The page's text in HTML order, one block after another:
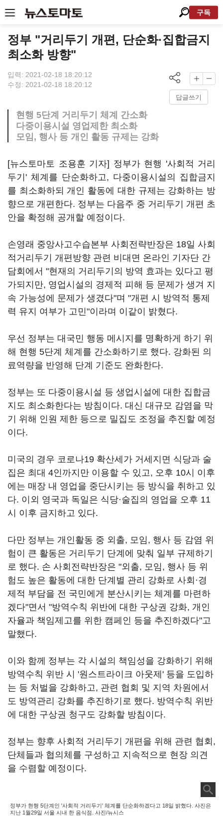
구독
정부 "거리두기 개편, 단순화·집합금지
최소화 방향"
입력: 2021-02-18 18:20:12
수정: 2021-02-18 18:20:12
답글쓰기
현행 5단계 거리두기 체계 간소화
다중이용시설 영업제한 최소화
모임, 행사 등 개인 활동 규제는 강화
[뉴스토마토 조용훈 기자] 정부가 현행 '사회적 거리
두기' 체계를 단순화하고, 다중이용시설의 집합금지
를 최소화하되 개인 활동에 대한 규제는 강화하는 방
향으로 개편한다. 정부는 다음주 중 거리두기 개편 초
안을 확정해 공개할 예정이다.
손영래 중앙사고수습본부 사회전략반장은 18일 사회
적거리두기 개편방향 관련 비대면 온라인 기자단 간
담회에서 "현재의 거리두기의 방역 효과는 있다고 평
가되지만, 영업시설의 경제적 피해 등 문제가 생겨 지
속 가능성에 문제가 생겼다"며 "개편 시 방역적 통제
력 유지 여부가 고민"이라며 이같이 밝혔다.
우선 정부는 대국민 행동 메시지를 명확하게 하기 위
해 현행 5단계 체계를 간소화하기로 했다. 강화된 의
료역량을 반영해 단계 기준도 완화한다.
정부는 또 다중이용시설 등 생업시설에 대한 집합금
지도 최소화한다는 방침이다. 대신 대규모 감염을 막
기 위해 인원 제한 등으로 밀집도 조정을 추진할 예정
이다.
미국의 경우 코로나19 확산세가 거세지면 식당과 술
집은 최대 4인까지만 이용할 수 있고, 오후 10시 이후
에는 매장 내 영업을 중단시키는 등 방식을 취하고 있
다. 이외 영국과 독일은 식당·술집의 영업을 오후 11
시 이후 금지하고 있다.
다만 정부는 개인활동 중 외출, 모임, 행사 등 감염 위
험이 큰 활동은 거리두기 단계에 맞춰 일부 규제하기
로 했다. 손 사회전략반장은 "외출, 모임, 행사 등 위
험도 높은 활동에 대한 단계별 관리 강화로 사회·경
제적 부담을 전 국민에게 분산시키는 체계를 마련하
겠다"면서 "방역수칙 위반에 대한 구상권 강화, 개인
자율과 책임제고를 위한 캠페인 등을 추진하겠다"고
말했다.
이와 함께 정부는 각 시설의 책임성을 강화하기 위해
방역수칙 위반 시 '원스트라이크 아웃제' 등을 도입하
는 등 처벌을 강화하고, 관련 협회 및 지역 차원에서
도 방역관리 강화를 추진하기로 했다. 방역수칙 위반
에 대한 구상권 청구도 강화할 방침이다.
정부는 향후 사회적 거리두기 개편을 위해 관련 협회,
단체들과 협의체를 구성하고 지속적으로 현장 의견
을 수렴할 예정이다.
정부가 현행 5단계인 '사회적 거리두기' 체계를 단순화하겠다고 18일 밝혔다. 사진은
지난 1월29일 서울 시내 한 음식점. 사진/뉴시스